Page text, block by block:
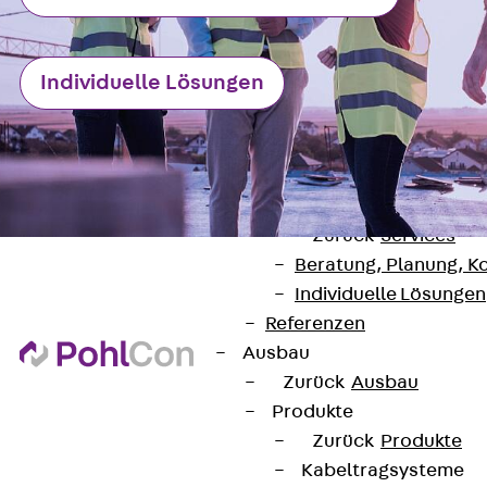
JORDAHL®
JORDAHL® JVB
ISOCHECK
ISODESIGN
FERBOX®-
CAD und BIM
Services
Zurück Services
Beratung, Planung,
Individuelle Lösungen
Referenzen
Ausbau
Zurück Ausbau
Produkte
Zurück Produkte
Kabeltragsysteme
Individuelle Lösungen